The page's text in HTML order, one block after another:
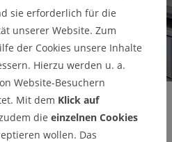
Pa
Learning in Chemical
veröffentlicht.
sie erforderlich für die
unserer Website. Zum
der Cookies unsere Inhalte
Hierzu werden u. a.
Website-Besuchern
Mit dem Klick auf
die einzelnen Cookies
wollen. Das